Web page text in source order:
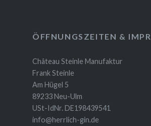
ÖFFNUNGSZEITEN &
Château Steinle Manufaktur
Frank Steinle
Am Hügel 5
89233 Neu-Ulm
USt-IdNr. DE198439541
info@herrlich-gin.de